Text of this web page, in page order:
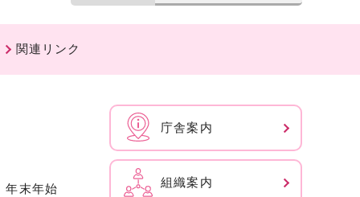
関連リンク
年末年始
庁舎案内
組織案内